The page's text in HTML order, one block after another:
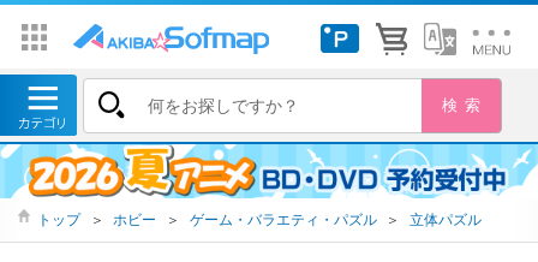
トップ ＞ ホビー ＞ ゲーム・バラエティ・パズル ＞ 立体パズル